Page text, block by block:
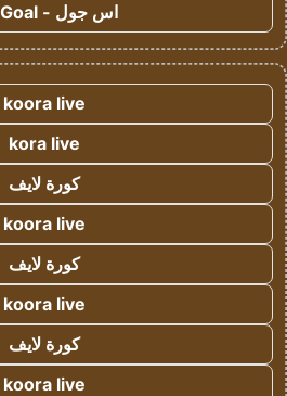
اس جول - AS Goal
koora live
kora live
كورة لايف
koora live
كورة لايف
koora live
كورة لايف
koora live